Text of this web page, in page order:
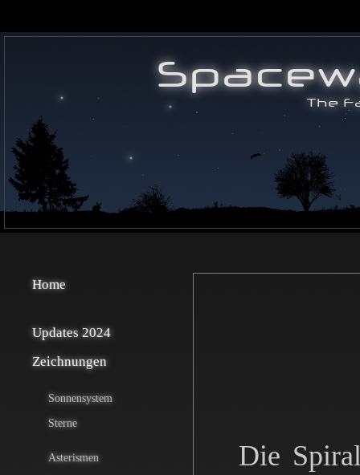
Home
Updates 2024
Zeichnungen
Sonnensystem
Sterne
Asterismen
Die